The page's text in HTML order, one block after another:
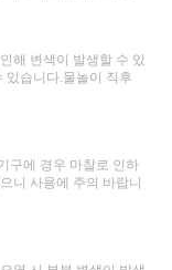
해 변색이 발생할 수 있
있습니다.물놀이 직후
구에 경우 마찰로 인하
니 사용에 주의 바랍니